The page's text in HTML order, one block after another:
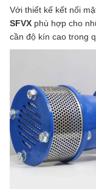
Với thiết kế kết nối
SFVX phù hợp cho
cần độ kín cao trong